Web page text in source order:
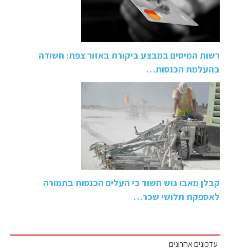
רשות המיסים במבצע ביקורת באזור צפת: חשודה
בהעלמת הכנסות…
קבלן מאבו גוש חשוד כי העלים הכנסות בתמורה
לאספקת תלושי שכר…
עדכונים אחרונים